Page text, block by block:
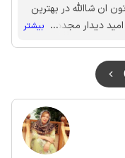
تون ان شاالله در بهترین
دیدار مجدد در
... بیشتر